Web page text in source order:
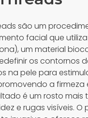
são um
facial que utiliza
um material
os contornos
na pele para
a firmeza
é um rosto
e rugas visíveis. O